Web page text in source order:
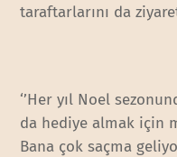
taraftarlarını da
‘’Her yıl Noel
da hediye almak için
Bana çok saçma